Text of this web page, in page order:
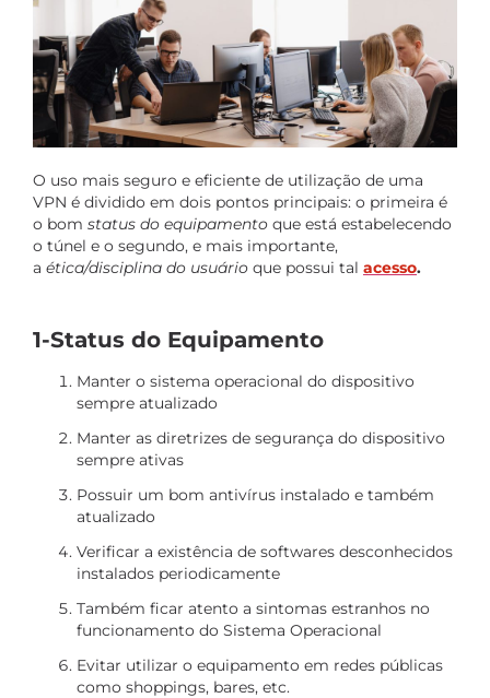
O uso mais seguro e eficiente de utilização de uma
VPN é dividido em dois pontos principais: o primeira é
o bom status do equipamento que está estabelecendo
o túnel e o segundo, e mais importante,
a ética/disciplina do usuário que possui tal acesso.
1-Status do Equipamento
Manter o sistema operacional do dispositivo
sempre atualizado
Manter as diretrizes de segurança do dispositivo
sempre ativas
Possuir um bom antivírus instalado e também
atualizado
Verificar a existência de softwares desconhecidos
instalados periodicamente
Também ficar atento a sintomas estranhos no
funcionamento do Sistema Operacional
Evitar utilizar o equipamento em redes públicas
como shoppings, bares, etc.